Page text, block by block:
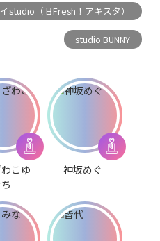
studio（旧Fresh！アキスタ）
studio BUNNY
こゆ
神坂めぐ